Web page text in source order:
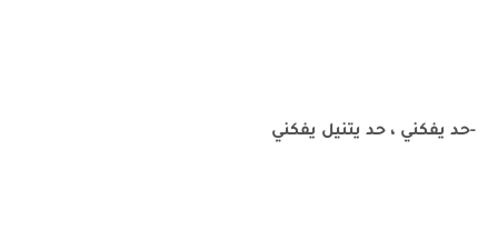
-حد يفكني ، حد يتنيل يفكني